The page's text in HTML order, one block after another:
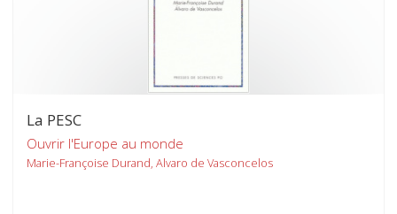
La PESC
Ouvrir l'Europe au monde
Marie-Françoise Durand, Alvaro de Vasconcelos